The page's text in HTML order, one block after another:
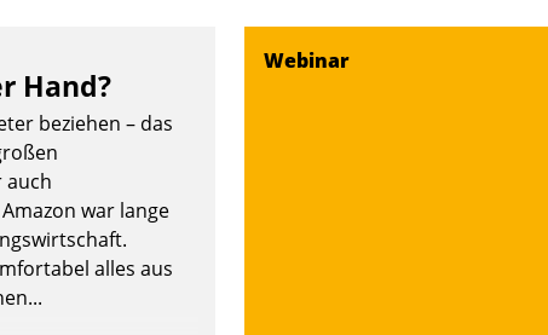
Hand?
beziehen – das
auch
war lange
alles aus
Webinar